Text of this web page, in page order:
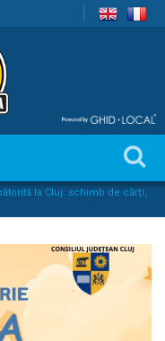
la Cluj: schimb de cărți,